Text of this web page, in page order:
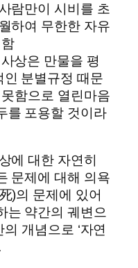
람만이 시비를 초
하여 무한한 자유
상은 만물을 평
분별규정 때문
함으로 열린마음
를 포용할 것이라
에 대한 자연히
문제에 대해 의욕
)의 문제에 있어
는 약간의 궤변으
개념으로 ‘자연